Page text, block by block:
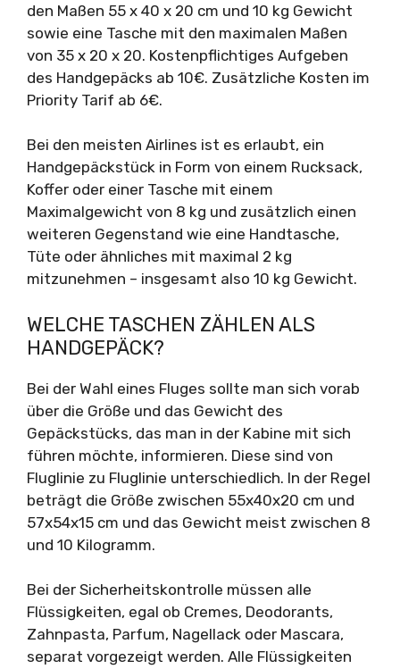
den Maßen 55 x 40 x 20 cm und 10 kg Gewicht
sowie eine Tasche mit den maximalen Maßen
von 35 x 20 x 20. Kostenpflichtiges Aufgeben
des Handgepäcks ab 10€. Zusätzliche Kosten im
Priority Tarif ab 6€.
Bei den meisten Airlines ist es erlaubt, ein
Handgepäckstück in Form von einem Rucksack,
Koffer oder einer Tasche mit einem
Maximalgewicht von 8 kg und zusätzlich einen
weiteren Gegenstand wie eine Handtasche,
Tüte oder ähnliches mit maximal 2 kg
mitzunehmen – insgesamt also 10 kg Gewicht.
WELCHE TASCHEN ZÄHLEN ALS
HANDGEPÄCK?
Bei der Wahl eines Fluges sollte man sich vorab
über die Größe und das Gewicht des
Gepäckstücks, das man in der Kabine mit sich
führen möchte, informieren. Diese sind von
Fluglinie zu Fluglinie unterschiedlich. In der Regel
beträgt die Größe zwischen 55x40x20 cm und
57x54x15 cm und das Gewicht meist zwischen 8
und 10 Kilogramm.
Bei der Sicherheitskontrolle müssen alle
Flüssigkeiten, egal ob Cremes, Deodorants,
Zahnpasta, Parfum, Nagellack oder Mascara,
separat vorgezeigt werden. Alle Flüssigkeiten